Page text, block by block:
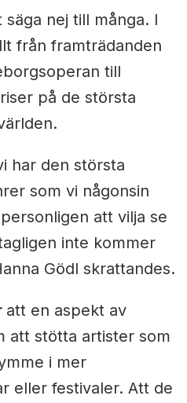
nej till många. I
från framträdanden
till
på de största
har den största
som vi någonsin
att vilja se
inte kommer
Gödl skrattandes.
att en aspekt av
att stötta artister som
i mer
eller festivaler. Att de